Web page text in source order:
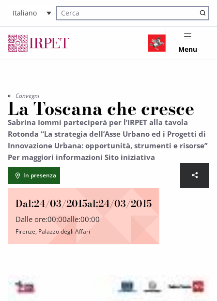
Italiano
Cerca nel sito
Menu
Convegni
La Toscana che cresce
Sabrina Iommi parteciperà per l’IRPET alla tavola
Rotonda “La strategia dell’Asse Urbano ed i Progetti di
Innovazione Urbana: opportunità, strumenti e risorse”
Per maggiori informazioni Sito iniziativa
In presenza
Dal:24/03/2015al:24/03/2015
Dalle ore:00:00alle:00:00
Firenze, Palazzo degli Affari